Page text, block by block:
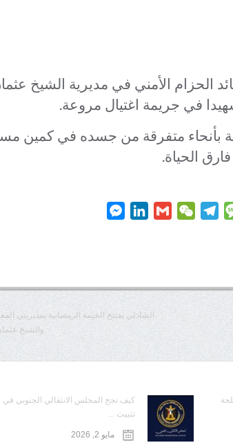
الحزام الأمني في مديرية الشيخ
في جريمة اغتيال مروعة.
بأنحاء متفرقة من جسده في كمين
الحياة.
Message
Telegram
WeChat
Gmail
LinkedIn
الشاذلي يفتتح الخيمة الرمضانية بمديريتي
والشيخ
كيف نجح المجلس الانتقالي الجنوبي في
تثبيت ...
مايو 2, 2026